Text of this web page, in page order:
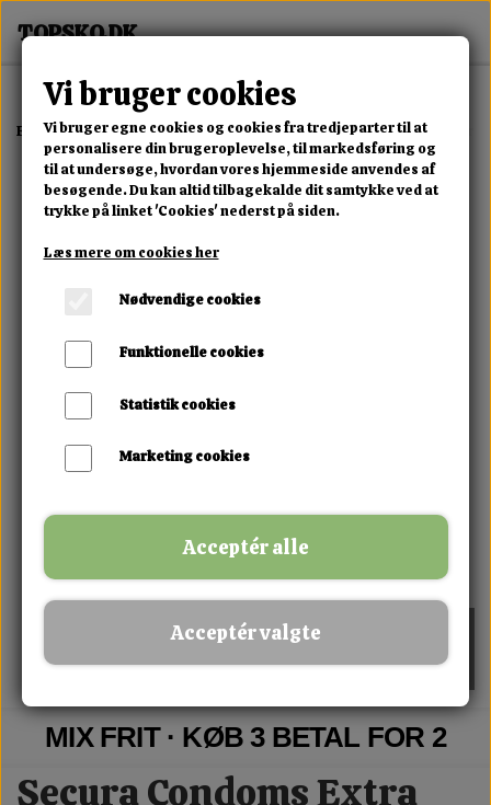
Forside Erotisk Kollektion Alle Produkter Secura Condoms Extra
MIX FRIT · KØB 3 BETAL FOR 2
Secura Condoms Extra
Vi bruger cookies
Vi bruger egne cookies og cookies fra tredjeparter til at
personalisere din brugeroplevelse, til markedsføring og
til at undersøge, hvordan vores hjemmeside anvendes af
besøgende. Du kan altid tilbagekalde dit samtykke ved at
trykke på linket 'Cookies' nederst på siden.
Læs mere om cookies her
Nødvendige cookies
Funktionelle cookies
Statistik cookies
Marketing cookies
Acceptér alle
Acceptér valgte